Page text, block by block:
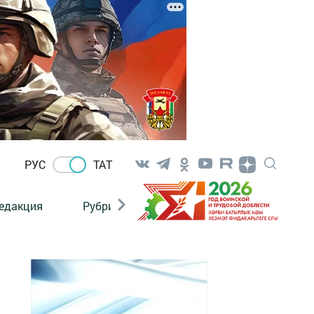
РУС ТАТ
Рубрикалар